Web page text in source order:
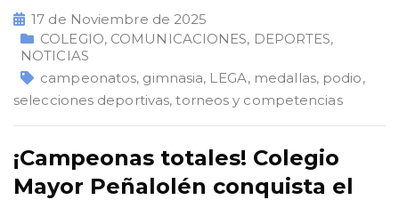
17 de Noviembre de 2025
COLEGIO, COMUNICACIONES, DEPORTES,
NOTICIAS
campeonatos, gimnasia, LEGA, medallas, podio,
selecciones deportivas,torneos y competencias
¡Campeonas totales! Colegio
Mayor Peñalolén conquista el